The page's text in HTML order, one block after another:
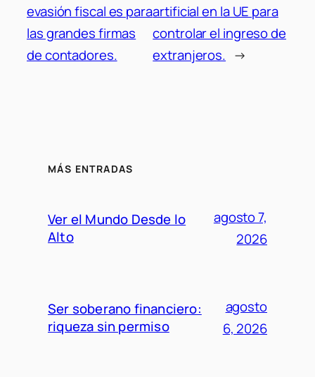
evasión fiscal es para
las grandes firmas
de contadores.
artificial en la UE para
controlar el ingreso de
extranjeros. →
MÁS ENTRADAS
Ver el Mundo Desde lo
Alto
agosto 7,
2026
Ser soberano financiero:
riqueza sin permiso
agosto
6, 2026